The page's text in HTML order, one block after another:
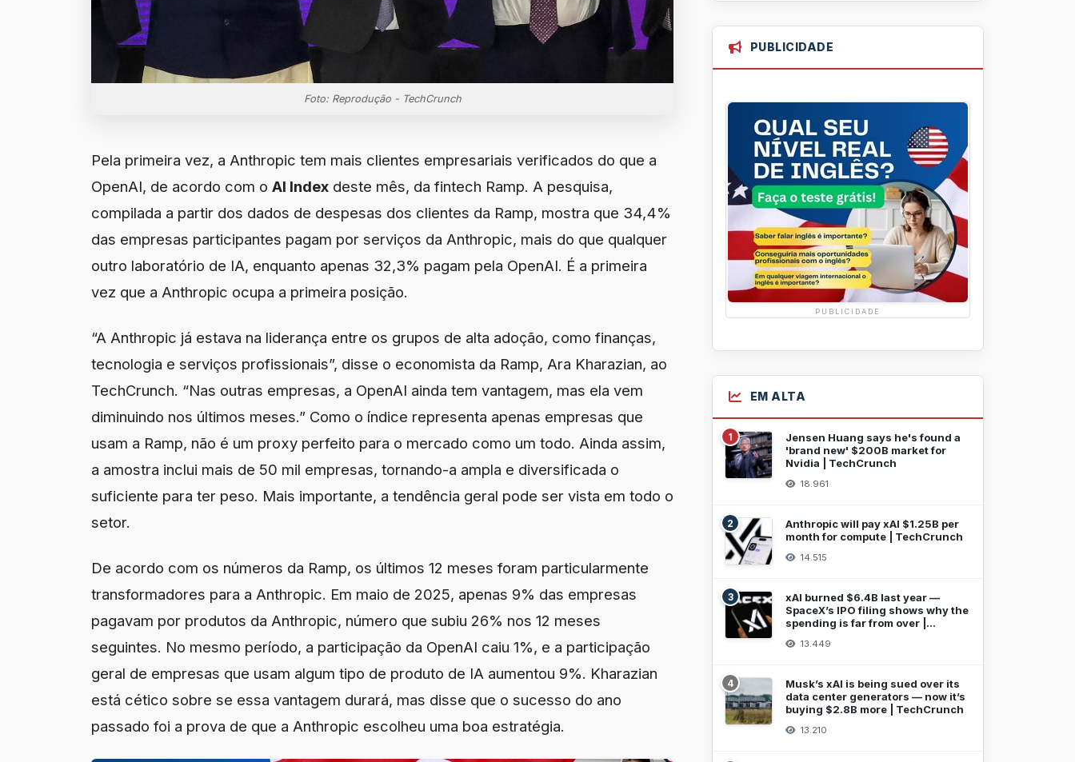
Foto: Reprodução - TechCrunch
Pela primeira vez, a Anthropic tem mais clientes empresariais verificados do que a
OpenAI, de acordo com o AI Index deste mês, da fintech Ramp. A pesquisa,
compilada a partir dos dados de despesas dos clientes da Ramp, mostra que 34,4%
das empresas participantes pagam por serviços da Anthropic, mais do que qualquer
outro laboratório de IA, enquanto apenas 32,3% pagam pela OpenAI. É a primeira
vez que a Anthropic ocupa a primeira posição.
“A Anthropic já estava na liderança entre os grupos de alta adoção, como finanças,
tecnologia e serviços profissionais”, disse o economista da Ramp, Ara Kharazian, ao
TechCrunch. “Nas outras empresas, a OpenAI ainda tem vantagem, mas ela vem
diminuindo nos últimos meses.” Como o índice representa apenas empresas que
usam a Ramp, não é um proxy perfeito para o mercado como um todo. Ainda assim,
a amostra inclui mais de 50 mil empresas, tornando-a ampla e diversificada o
suficiente para ter peso. Mais importante, a tendência geral pode ser vista em todo o
setor.
De acordo com os números da Ramp, os últimos 12 meses foram particularmente
transformadores para a Anthropic. Em maio de 2025, apenas 9% das empresas
pagavam por produtos da Anthropic, número que subiu 26% nos 12 meses
seguintes. No mesmo período, a participação da OpenAI caiu 1%, e a participação
geral de empresas que usam algum tipo de produto de IA aumentou 9%. Kharazian
está cético sobre se essa vantagem durará, mas disse que o sucesso do ano
passado foi a prova de que a Anthropic escolheu uma boa estratégia.
PUBLICIDADE
PUBLICIDADE
EM ALTA
1
Jensen Huang says he's found a
'brand new' $200B market for
Nvidia | TechCrunch
18.961
2
Anthropic will pay xAI $1.25B per
month for compute | TechCrunch
14.515
3
xAI burned $6.4B last year —
SpaceX’s IPO filing shows why the
spending is far from over |
13.449
4
Musk’s xAI is being sued over its
data center generators — now it’s
buying $2.8B more | TechCrunch
13.210